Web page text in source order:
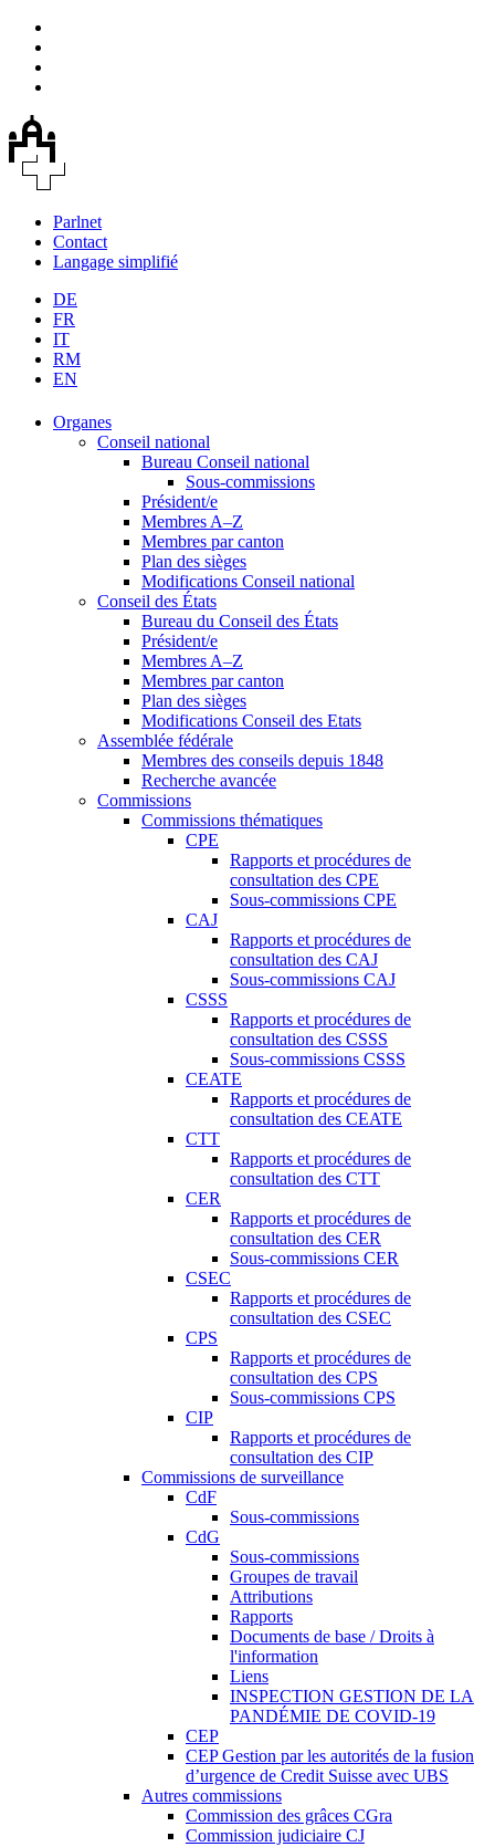
Parlnet
Contact
Langage simplifié
DE
FR
IT
RM
EN
Organes
Conseil national
Bureau Conseil national
Sous-commissions
Président/e
Membres A–Z
Membres par canton
Plan des sièges
Modifications Conseil national
Conseil des États
Bureau du Conseil des États
Président/e
Membres A–Z
Membres par canton
Plan des sièges
Modifications Conseil des Etats
Assemblée fédérale
Membres des conseils depuis 1848
Recherche avancée
Commissions
Commissions thématiques
CPE
Rapports et procédures de
consultation des CPE
Sous-commissions CPE
CAJ
Rapports et procédures de
consultation des CAJ
Sous-commissions CAJ
CSSS
Rapports et procédures de
consultation des CSSS
Sous-commissions CSSS
CEATE
Rapports et procédures de
consultation des CEATE
CTT
Rapports et procédures de
consultation des CTT
CER
Rapports et procédures de
consultation des CER
Sous-commissions CER
CSEC
Rapports et procédures de
consultation des CSEC
CPS
Rapports et procédures de
consultation des CPS
Sous-commissions CPS
CIP
Rapports et procédures de
consultation des CIP
Commissions de surveillance
CdF
Sous-commissions
CdG
Sous-commissions
Groupes de travail
Attributions
Rapports
Documents de base / Droits à
l'information
Liens
INSPECTION GESTION DE LA
PANDÉMIE DE COVID-19
CEP
CEP Gestion par les autorités de la fusion
d’urgence de Credit Suisse avec UBS
Autres commissions
Commission des grâces CGra
Commission judiciaire CJ